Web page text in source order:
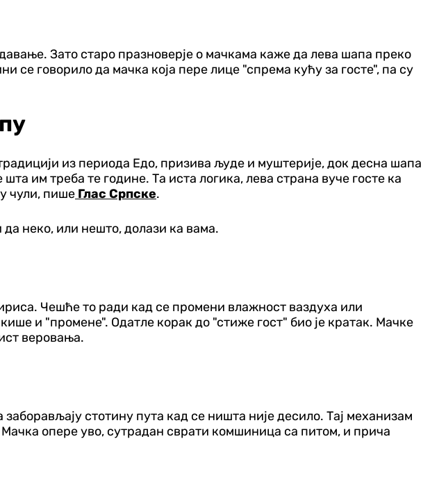
Зато старо празноверје о мачкама каже да лева шапа преко
се говорило да мачка која пере лице "спрема кућу за госте", па су
из периода Едо, призива људе и муштерије, док десна шапа
им треба те године. Та иста логика, лева страна вуче госте ка
чули, пише Глас Српске.
неко, или нешто, долази ка вама.
Чешће то ради кад се промени влажност ваздуха или
и "промене". Одатле корак до "стиже гост" био је кратак. Мачке
веровања.
стотину пута кад се ништа није десило. Тај механизам
опере уво, сутрадан сврати комшиница са питом, и прича